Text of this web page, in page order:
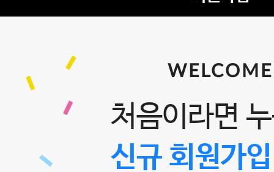
츄츄안나 에스까다
WELCOME
처음이라면
신규 회원가